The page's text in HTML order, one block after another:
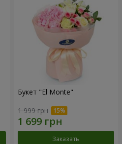
Букет "El Monte"
1 999 грн
Заказать